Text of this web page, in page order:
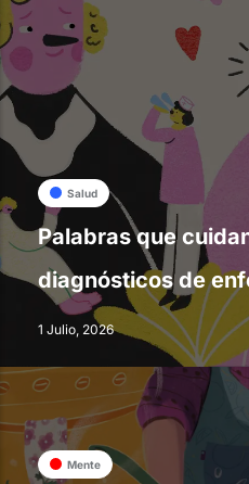
Salud
Palabras que
diagnósticos de
1 Julio, 2026
Mente